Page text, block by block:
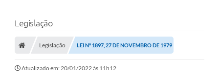
Secretarias
Transparência
Turismo
Legislação
Legislação LEI Nº 1897, 27 DE NOVEMBRO DE 1979
Atualizado em: 20/01/2022 às 11h12